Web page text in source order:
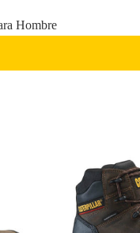
Hombre